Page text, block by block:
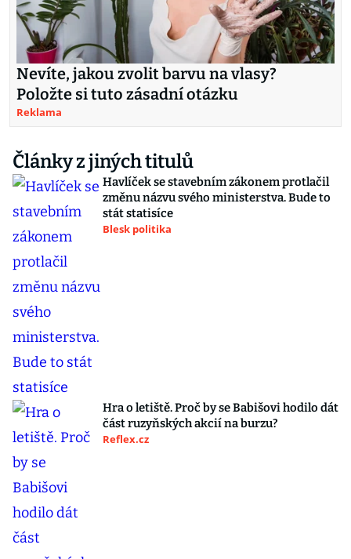
Nevíte, jakou zvolit barvu na vlasy?
Položte si tuto zásadní otázku
Reklama
Články z jiných titulů
Havlíček se stavebním zákonem protlačil
změnu názvu svého ministerstva. Bude to
stát statisíce
Blesk politika
Hra o letiště. Proč by se Babišovi hodilo dát
část ruzyňských akcií na burzu?
Reflex.cz